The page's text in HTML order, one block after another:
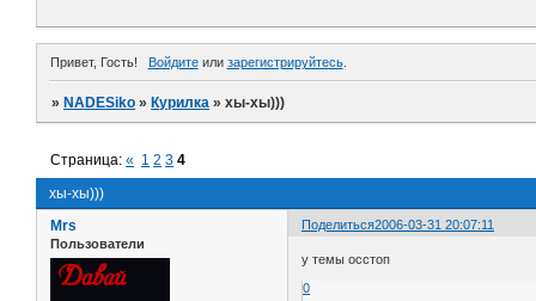
Привет, Гость! Войдитеили зарегистрируйтесь.
»NADESiko »Курилка »хы-хы)))
хы-хы)))
Страница:« 1 2 3 4
Поделиться2006-03-31 20:07:11
Mrs
Пользователи
у темы осстоп
0